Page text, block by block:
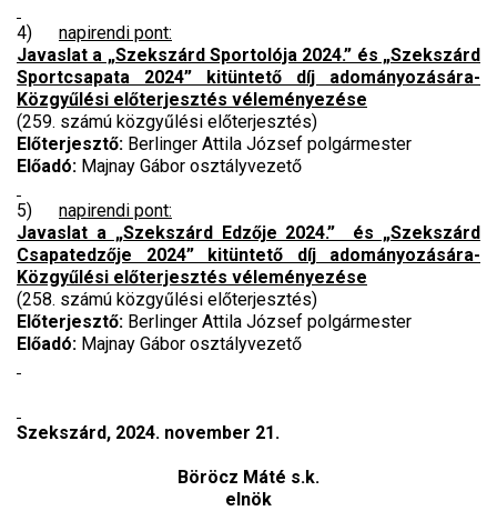
4) napirendi pont:
Javaslat a „Szekszárd Sportolója 2024.” és „Szekszárd
Sportcsapata 2024” kitüntető díj adományozására-
Közgyűlési előterjesztés véleményezése
(259. számú közgyűlési előterjesztés)
Előterjesztő: Berlinger Attila József polgármester
Előadó: Majnay Gábor osztályvezető
5) napirendi pont:
Javaslat a „Szekszárd Edzője 2024.” és „Szekszárd
Csapatedzője 2024” kitüntető díj adományozására-
Közgyűlési előterjesztés véleményezése
(258. számú közgyűlési előterjesztés)
Előterjesztő: Berlinger Attila József polgármester
Előadó: Majnay Gábor osztályvezető
Szekszárd, 2024. november 21.
Böröcz Máté s.k.
elnök